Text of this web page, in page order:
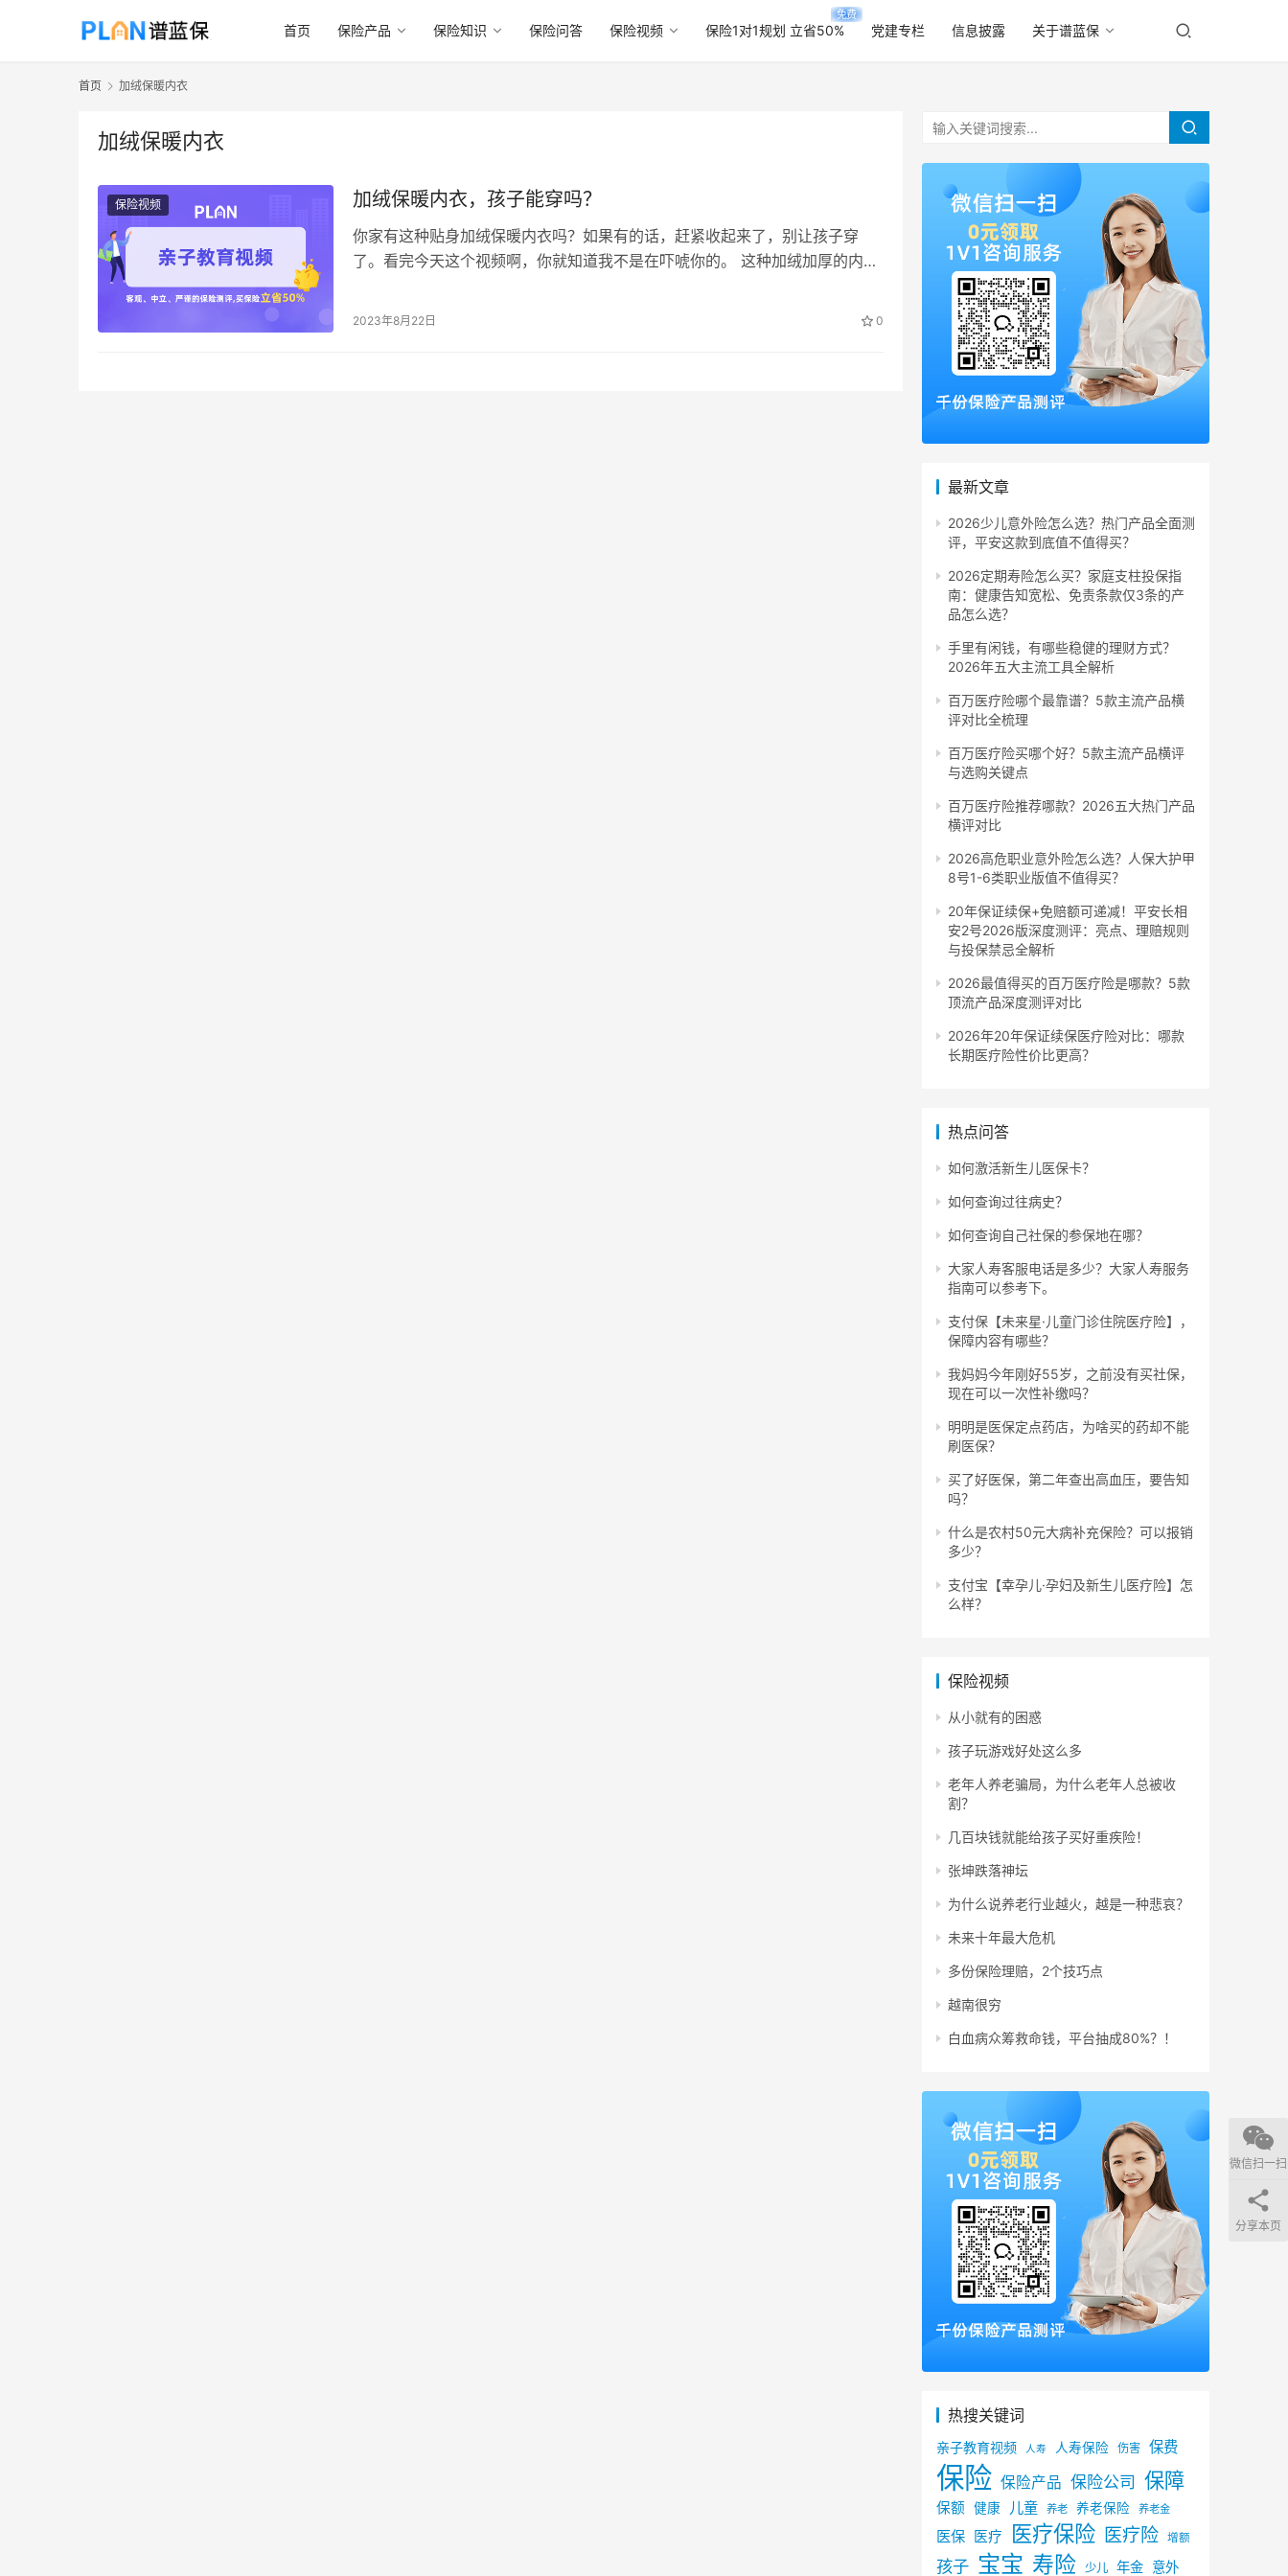
首页 保险产品 保险知识 保险问答 保险视频 保险1对1规划 立省50%
免费
党建专栏 信息披露 关于谱蓝保
首页 加绒保暖内衣
加绒保暖内衣
保险视频 加绒保暖内衣，孩子能穿吗？
你家有这种贴身加绒保暖内衣吗？如果有的话，赶紧收起来了，别让孩子穿
了。看完今天这个视频啊，你就知道我不是在吓唬你的。 这种加绒加厚的内
2023年8月22日 0
最新文章
2026少儿意外险怎么选？热门产品全面测
评，平安这款到底值不值得买？
2026定期寿险怎么买？家庭支柱投保指
南：健康告知宽松、免责条款仅3条的产
品怎么选？
手里有闲钱，有哪些稳健的理财方式？
2026年五大主流工具全解析
百万医疗险哪个最靠谱？5款主流产品横
评对比全梳理
百万医疗险买哪个好？5款主流产品横评
与选购关键点
百万医疗险推荐哪款？2026五大热门产品
横评对比
2026高危职业意外险怎么选？人保大护甲
8号1-6类职业版值不值得买？
20年保证续保+免赔额可递减！平安长相
安2号2026版深度测评：亮点、理赔规则
与投保禁忌全解析
2026最值得买的百万医疗险是哪款？5款
顶流产品深度测评对比
2026年20年保证续保医疗险对比：哪款
长期医疗险性价比更高？
热点问答
如何激活新生儿医保卡？
如何查询过往病史？
如何查询自己社保的参保地在哪？
大家人寿客服电话是多少？大家人寿服务
指南可以参考下。
支付保【未来星·儿童门诊住院医疗险】，
保障内容有哪些？
我妈妈今年刚好55岁，之前没有买社保，
现在可以一次性补缴吗？
明明是医保定点药店，为啥买的药却不能
刷医保？
买了好医保，第二年查出高血压，要告知
吗？
什么是农村50元大病补充保险？可以报销
多少？
支付宝【幸孕儿·孕妇及新生儿医疗险】怎
么样？
保险视频
从小就有的困惑
孩子玩游戏好处这么多
老年人养老骗局，为什么老年人总被收
割？
几百块钱就能给孩子买好重疾险！
张坤跌落神坛
为什么说养老行业越火，越是一种悲哀？
未来十年最大危机
多份保险理赔，2个技巧点
越南很穷
白血病众筹救命钱，平台抽成80%？！
热搜关键词
亲子教育视频 人寿 人寿保险 伤害 保费
保险 保险产品 保险公司 保障
保额 健康 儿童 养老 养老保险 养老金
医保 医疗 医疗保险 医疗险 增额
孩子 宝宝 寿险 少儿 年金 意外
微信扫一扫
分享本页